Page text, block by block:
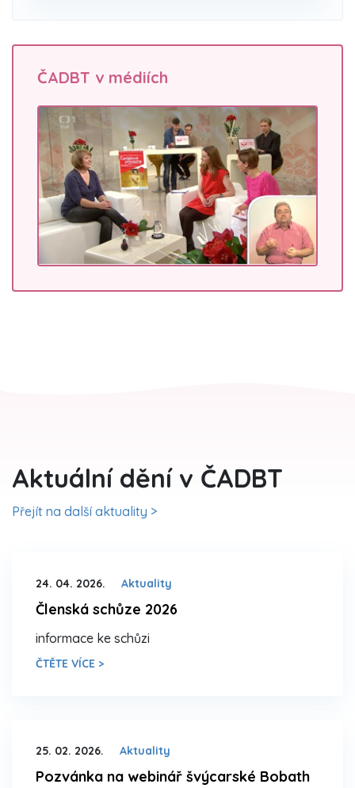
ČADBT v médiích
Aktuální dění v ČADBT
Přejít na další aktuality >
24. 04. 2026. Aktuality
Členská schůze 2026
informace ke schůzi
ČTĚTE VÍCE >
25. 02. 2026. Aktuality
Pozvánka na webinář švýcarské Bobath